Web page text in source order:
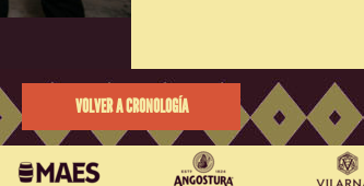
VOLVER A CRONOLOGÍA